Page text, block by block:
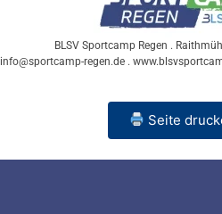
BLSV Sportcamp Regen .
info@sportcamp-regen.de .
Seite